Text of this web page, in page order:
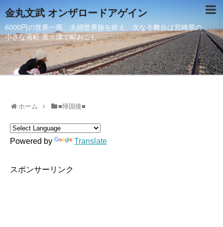
金丸文武 オンザロードアゲイン
6000円の世界一周、夫婦世界旅を終え、次なる舞台は宮崎県の
小さな港町 美々津で町おこし
ホーム ■帰国後■
Powered by Translate
スポンサーリンク